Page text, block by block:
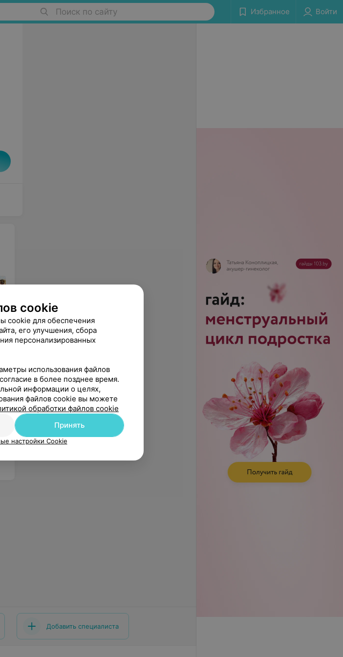
Поиск по сайту Избранное Войти
Добавить специалиста
cookie
cookie для обеспечения
его улучшения, сбора
персонализированных
использования файлов
в более позднее время.
информации о целях,
файлов cookie вы можете
обработки файлов cookie
Принять
настройки Cookie